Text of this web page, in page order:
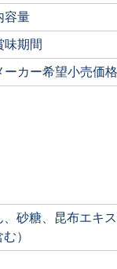
容量
味期間
ーカー希望小売価格
砂糖、昆布エキ
）